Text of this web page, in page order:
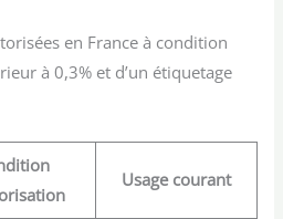
en France à condition
à 0,3% et d’un étiquetage
Usage courant